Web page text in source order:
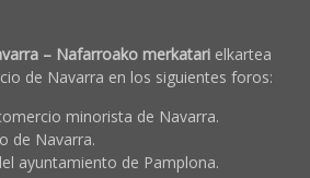
– Nafarroako merkatarielkartea
de Navarra en los siguientes foros:
minorista de Navarra.
de Navarra.
ayuntamiento de Pamplona.